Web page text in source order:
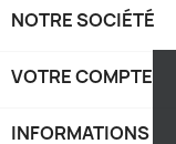
NOTRE SOCIÉTÉ
VOTRE COMPTE
INFORMATIONS